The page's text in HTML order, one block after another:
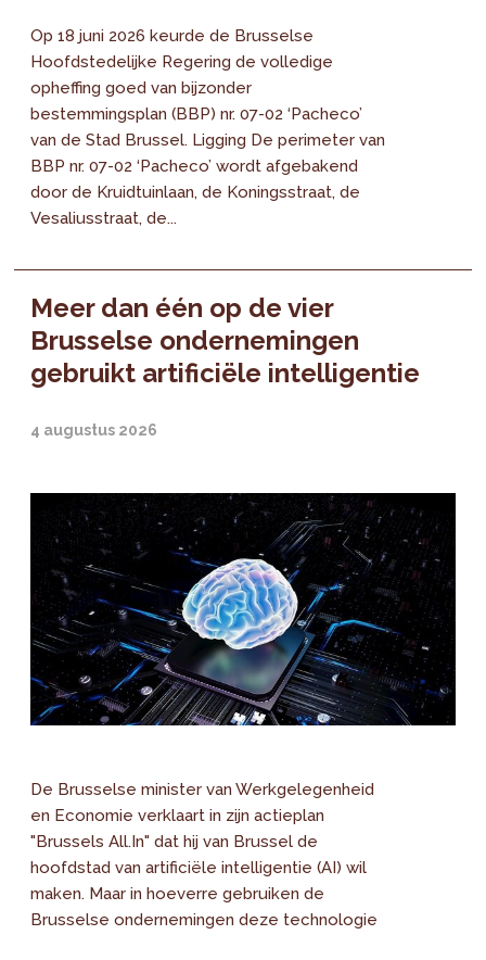
Op 18 juni 2026 keurde de Brusselse
Hoofdstedelijke Regering de volledige
opheffing goed van bijzonder
bestemmingsplan (BBP) nr. 07-02 ‘Pacheco’
van de Stad Brussel. Ligging De perimeter van
BBP nr. 07-02 ‘Pacheco’ wordt afgebakend
door de Kruidtuinlaan, de Koningsstraat, de
Vesaliusstraat, de...
Meer dan één op de vier
Brusselse ondernemingen
gebruikt artificiële intelligentie
4 augustus 2026
De Brusselse minister van Werkgelegenheid
en Economie verklaart in zijn actieplan
"Brussels All.In" dat hij van Brussel de
hoofdstad van artificiële intelligentie (AI) wil
maken. Maar in hoeverre gebruiken de
Brusselse ondernemingen deze technologie